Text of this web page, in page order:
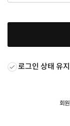
로그인 상태 유지
회